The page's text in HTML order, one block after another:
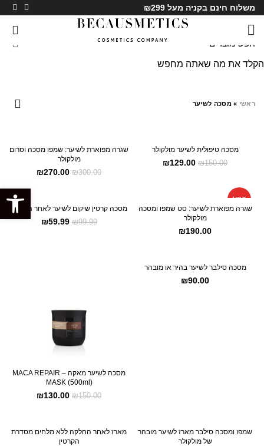
משלוח חינם בקניה מעל ₪299
ראשי »מסכה לשיער
מסכה טיפולית לשיער מולקולר
₪150.00
₪129.00
שגרה מפוארת לשיער: שמפו מסכה וסרום
מולקולר
₪300.00
₪270.00
HOT
שגרה מפוארת לשיער: סט שמפו ומסכה
מולקולר
₪190.00
מסכה קרטין שיקום לשיער לאחר החלקה
₪99.99
₪59.99
מסכה סילבר לשיער בהיר או מובהר
₪90.00
מסכה לשיער מאקה – MACA REPAIR
MASK (500ml)
₪150.00
₪130.00
שמפו ומסכה סילבר מארז לשיער מובהר
של מולקולר
מארז לאחר החלקה ללא מלחים מסדרת
הקרטין
הקלד את מה שאתה מחפש
פתח